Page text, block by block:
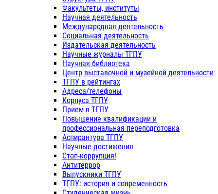
Факультеты, институты
Научная деятельность
Международная деятельность
Социальная деятельность
Издательская деятельность
Научные журналы ТГПУ
Научная библиотека
Центр выставочной и музейной деятельности
ТГПУ в рейтингах
Адреса/телефоны
Корпуса ТГПУ
Прием в ТГПУ
Повышение квалификации и
профессиональная переподготовка
Аспирантура ТГПУ
Научные достижения
Стоп-коррупция!
Антитеррор
Выпускники ТГПУ
ТГПУ: история и современность